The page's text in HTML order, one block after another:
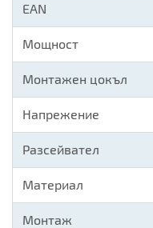
EAN
Мощност
Монтажен цокъл
Напрежение
Разсейвател
Материал
Монтаж